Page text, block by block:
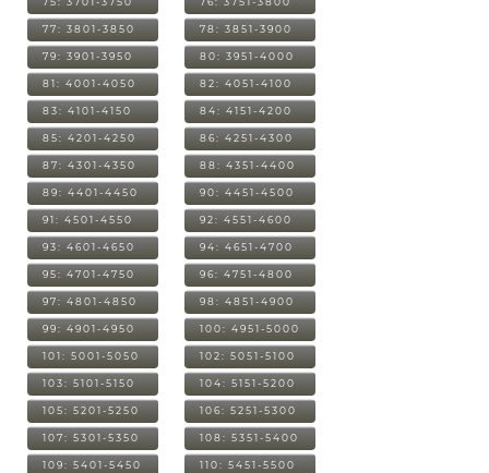
77: 3801-3850 78: 3851-3900
79: 3901-3950 80: 3951-4000
81: 4001-4050 82: 4051-4100
83: 4101-4150 84: 4151-4200
85: 4201-4250 86: 4251-4300
87: 4301-4350 88: 4351-4400
89: 4401-4450 90: 4451-4500
91: 4501-4550 92: 4551-4600
93: 4601-4650 94: 4651-4700
95: 4701-4750 96: 4751-4800
97: 4801-4850 98: 4851-4900
99: 4901-4950 100: 4951-5000
101: 5001-5050 102: 5051-5100
103: 5101-5150 104: 5151-5200
105: 5201-5250 106: 5251-5300
107: 5301-5350 108: 5351-5400
109: 5401-5450 110: 5451-5500